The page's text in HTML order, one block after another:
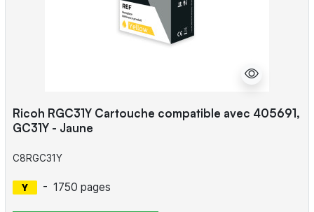
Ricoh RGC31Y Cartouche compatible avec 405691,
GC31Y - Jaune
C8RGC31Y
- 1750 pages